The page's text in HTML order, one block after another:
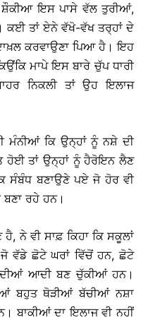
ਇਸ ਪਾਸੇ ਵੱਲ ਤੁਰੀਆਂ,
ਕਈ ਤਾਂ ਏਨੇ ਵੱਖੋ-ਵੱਖ ਤਰ੍ਹਾਂ ਦੇ
ਕਰਵਾਉਣਾ ਪਿਆ ਹੈ। ਇਹ
ਮਾਪੇ ਇਸ ਬਾਰੇ ਚੁੱਪ ਧਾਰੀ
ਨਿਕਲੀ ਤਾਂ ਉਹ ਇਲਾਜ
ਮੰਨੀਆਂ ਕਿ ਉਨ੍ਹਾਂ ਨੂੰ ਨਸ਼ੇ ਦੀ
ਹੋਈ ਤਾਂ ਉਨ੍ਹਾਂ ਨੂੰ ਹੈਰੋਇਨ ਲੈਣ
ਸੰਬੰਧ ਬਣਾਉਣੇ ਪਏ ਜੋ ਹੋਰ ਵੀ
ਰਹੇ ਹਨ।
ਨੇ ਵੀ ਸਾਫ਼ ਕਿਹਾ ਕਿ ਸਕੂਲਾਂ
ਵੱਡੇ ਛੋਟੇ ਘਰਾਂ ਵਿੱਚੋਂ ਹਨ, ਛੋਟੇ
ਆਦੀ ਬਣ ਚੁੱਕੀਆਂ ਹਨ।
ਬਹੁਤ ਥੋੜੀਆਂ ਬੱਚੀਆਂ ਨਸ਼ਾ
ਦਾ ਇਲਾਜ ਵੀ ਨਹੀਂ